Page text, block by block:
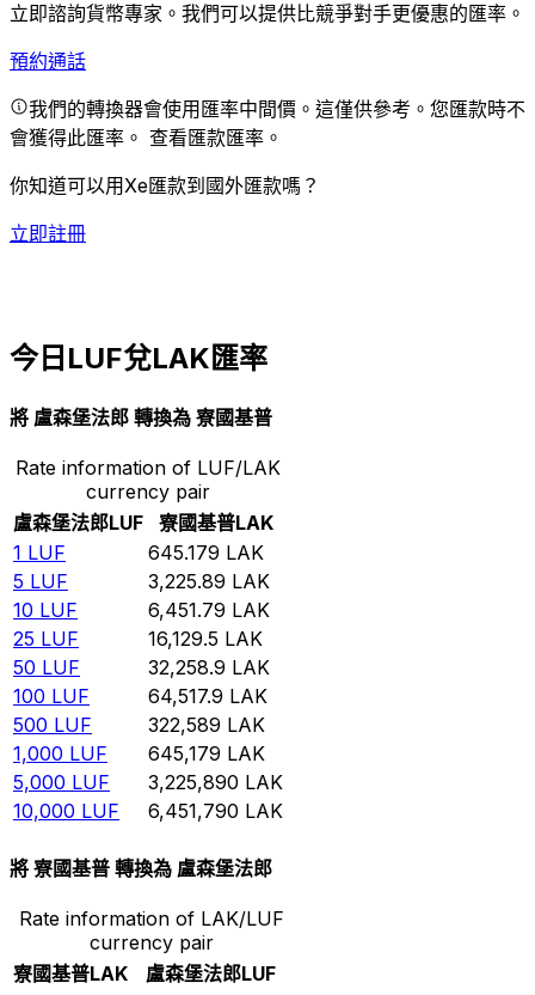
立即諮詢貨幣專家。 我們可以提供比競爭對手更優惠的匯率。
預約通話
我們的轉換器會使用匯率中間價。這僅供參考。您匯款時不
會獲得此匯率。 查看匯款匯率。
你知道可以用Xe匯款到國外匯款嗎？
立即註冊
今日LUF兌LAK匯率
將 盧森堡法郎 轉換為 寮國基普
Rate information of LUF/LAK
currency pair
盧森堡法郎LUF 寮國基普LAK
1 LUF 645.179 LAK
5 LUF 3,225.89 LAK
10 LUF 6,451.79 LAK
25 LUF 16,129.5 LAK
50 LUF 32,258.9 LAK
100 LUF 64,517.9 LAK
500 LUF 322,589 LAK
1,000 LUF 645,179 LAK
5,000 LUF 3,225,890 LAK
10,000 LUF 6,451,790 LAK
將 寮國基普 轉換為 盧森堡法郎
Rate information of LAK/LUF
currency pair
寮國基普LAK 盧森堡法郎LUF